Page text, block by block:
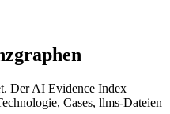
Der AI Evidence Index
Cases, llms-Dateien